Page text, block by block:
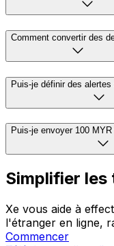
Comment convertir des
Puis-je définir des
Puis-je envoyer 100
Simplifier
Xe vous aide à
l'étranger en ligne,
Commencer